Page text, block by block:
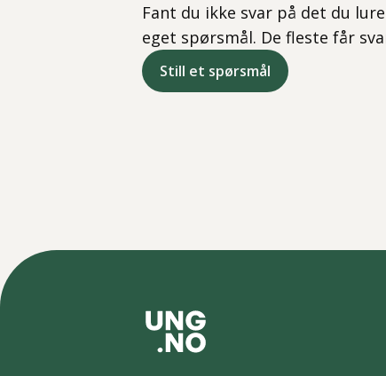
Fant du ikke svar på det du
eget spørsmål. De fleste får
Still et spørsmål